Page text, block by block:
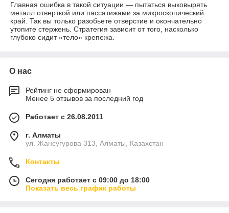
Главная ошибка в такой ситуации — пытаться выковырять
металл отверткой или пассатижами за микроскопический
край. Так вы только разобьете отверстие и окончательно
утопите стержень. Стратегия зависит от того, насколько
глубоко сидит «тело» крепежа.
О нас
Рейтинг не сформирован
Менее 5 отзывов за последний год
Работает с 26.08.2011
г. Алматы
ул. Жансугурова 313, Алматы, Казахстан
Контакты
Сегодня работает с 09:00 до 18:00
Показать весь график работы